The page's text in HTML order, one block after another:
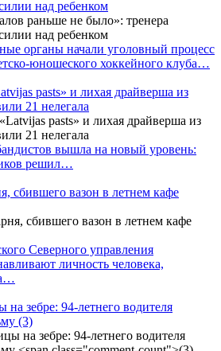
над ребенком
органы начали уголовный процесс
юношеского хоккейного клуба…
pasts» и лихая драйверша из
21 нелегала
вышла на новый уровень:
решил…
сбившего вазон в летнем кафе
Северного управления
личность человека,
зебре: 94-летнего водителя
(3)